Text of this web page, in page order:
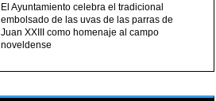
El Ayuntamiento celebra el tradicional
embolsado de las uvas de las parras de
Juan XXIII como homenaje al campo
noveldense